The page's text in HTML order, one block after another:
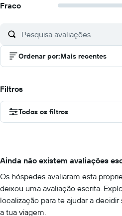
Fraco
Ordenar por:Mais recentes
Filtros
Todos os filtros
Ainda não existem avaliações
Os hóspedes avaliaram esta
deixou uma avaliação escrita.
localização para te ajudar a
a tua viagem.